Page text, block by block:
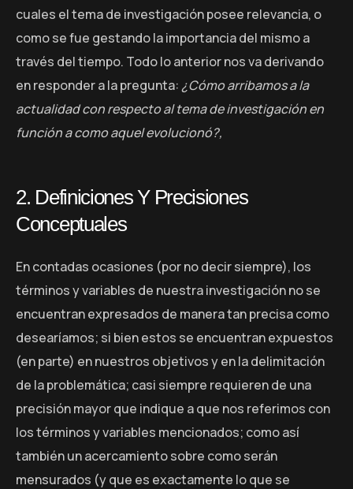
cuales el tema de investigación posee relevancia, o
como se fue gestando la importancia del mismo a
través del tiempo. Todo lo anterior nos va derivando
en responder a la pregunta: ¿Cómo arribamos a la
actualidad con respecto al tema de investigación en
función a como aquel evolucionó?,
2. Definiciones Y Precisiones
Conceptuales
En contadas ocasiones (por no decir siempre), los
términos y variables de nuestra investigación no se
encuentran expresados de manera tan precisa como
desearíamos; si bien estos se encuentran expuestos
(en parte) en nuestros objetivos y en la delimitación
de la problemática; casi siempre requieren de una
precisión mayor que indique a que nos referimos con
los términos y variables mencionados; como así
también un acercamiento sobre como serán
mensurados (y que es exactamente lo que se